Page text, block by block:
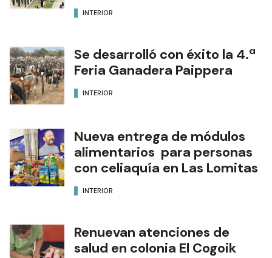
INTERIOR
Se desarrolló con éxito la 4.ª
Feria Ganadera Paippera
INTERIOR
Nueva entrega de módulos
alimentarios para personas
con celiaquía en Las Lomitas
INTERIOR
Renuevan atenciones de
salud en colonia El Cogoik